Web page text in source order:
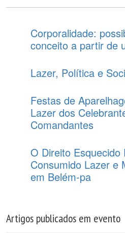
Corporalidade:
conceito a partir de
Lazer, Política e
Festas de
Lazer dos
Comandantes
O Direito Esquecido
Consumido Lazer e
em Belém-pa
Artigos publicados em evento